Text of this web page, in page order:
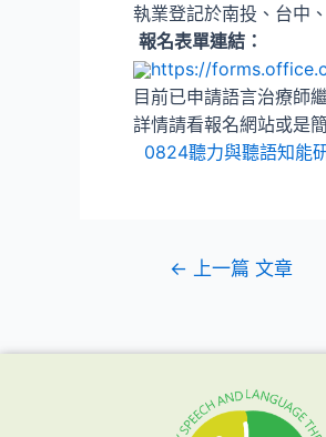
執業登記於南投、台中
報名表單連結：
https://
目前已申請語言治療師
詳情請看報名網站或是
0824聽力與聽語知能
← 上一篇 文章